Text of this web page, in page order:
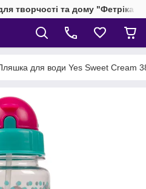
творчості та дому "Фетріка"
для води Yes Sweet Cream